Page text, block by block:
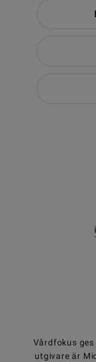
Vårdfokus ges
utgivare är